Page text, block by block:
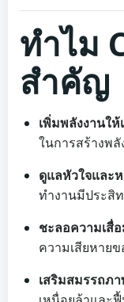
ทำไม
สำคัญ
เพิ่มพลังงานให้
ในการสร้างพลั
ดูแลหัวใจและ
ทำงานมีประสิ
ชะลอความเสื่
ความเสียหายข
เสริมสมรรถภ